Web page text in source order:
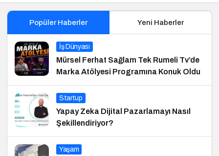
Popüler Haberler Yeni Haberler
İş Dünyası
Mürsel Ferhat Sağlam Tek Rumeli Tv’de
Marka Atölyesi Programına Konuk Oldu
Startup
Yapay Zeka Dijital Pazarlamayı Nasıl
Şekillendiriyor?
Yaşam